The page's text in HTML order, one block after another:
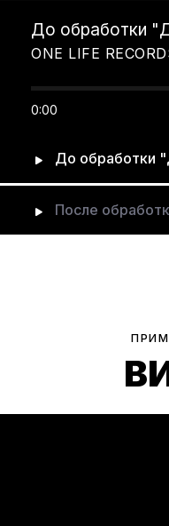
До обработки
ONE LIFE
0:00
До обработки
После